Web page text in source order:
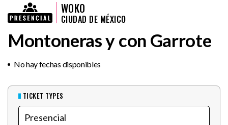
WOKO
CIUDAD DE MÉXICO
Montoneras y con Garrote
No hay fechas disponibles
TICKET TYPES